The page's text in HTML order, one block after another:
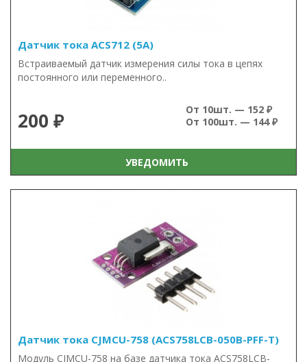
Датчик тока ACS712 (5А)
Встраиваемый датчик измерения силы тока в цепях
постоянного или переменного..
200 ₽
От 10шт. — 152 ₽
От 100шт. — 144 ₽
УВЕДОМИТЬ
Датчик тока CJMCU-758 (ACS758LCB-050B-PFF-T)
Модуль CJMCU-758 на базе датчика тока ACS758LCB-